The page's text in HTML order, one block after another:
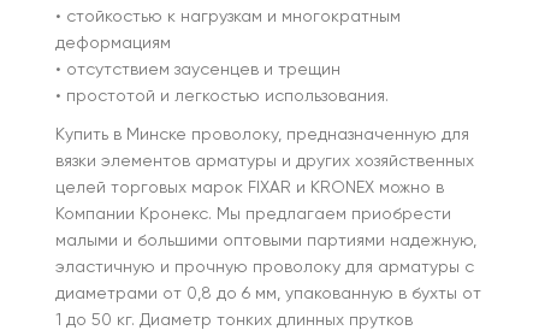
• стойкостью к нагрузкам и многократным
деформациям
• отсутствием заусенцев и трещин
• простотой и легкостью использования.
Купить в Минске проволоку, предназначенную для
вязки элементов арматуры и других хозяйственных
целей торговых марок FIXAR и KRONEX можно в
Компании Кронекс. Мы предлагаем приобрести
малыми и большими оптовыми партиями надежную,
эластичную и прочную проволоку для арматуры с
диаметрами от 0,8 до 6 мм, упакованную в бухты от
1 до 50 кг. Диаметр тонких длинных прутков